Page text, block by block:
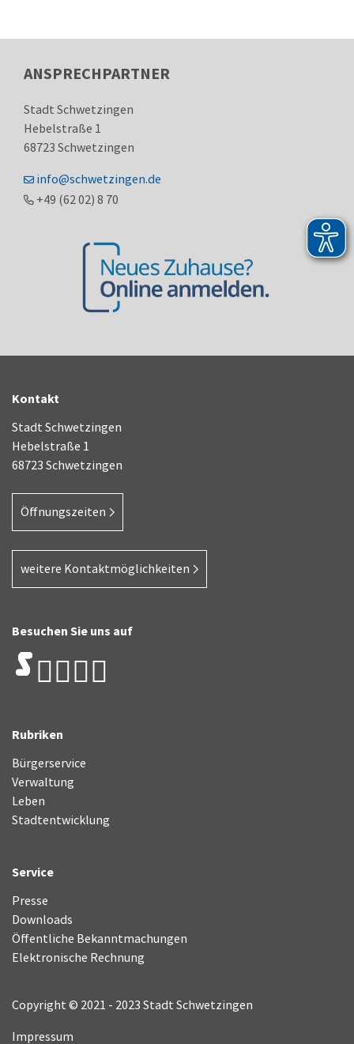
ANSPRECHPARTNER
Stadt Schwetzingen
Hebelstraße 1
68723 Schwetzingen
info@schwetzingen.de
+49 (6202) 8 70
Kontakt
Stadt Schwetzingen
Hebelstraße 1
68723 Schwetzingen
Öffnungszeiten
weitere Kontaktmöglichkeiten
Besuchen Sie uns auf
Rubriken
Bürgerservice
Verwaltung
Leben
Stadtentwicklung
Service
Presse
Downloads
Öffentliche Bekanntmachungen
Elektronische Rechnung
Copyright © 2021 - 2023 Stadt Schwetzingen
Impressum